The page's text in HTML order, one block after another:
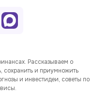
Рассказываем о
сохранить и приумножить
и инвестидеи, советы по